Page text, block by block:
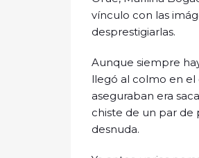
vínculo con las
desprestigiarlas.
Aunque siempre
llegó al colmo en el
aseguraban era
chiste de un par de
desnuda.